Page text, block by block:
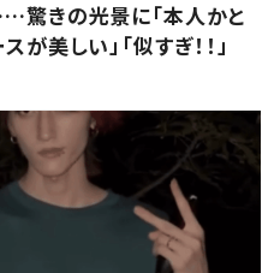
驚きの光景に「本人かと
が美しい」「似すぎ！！」